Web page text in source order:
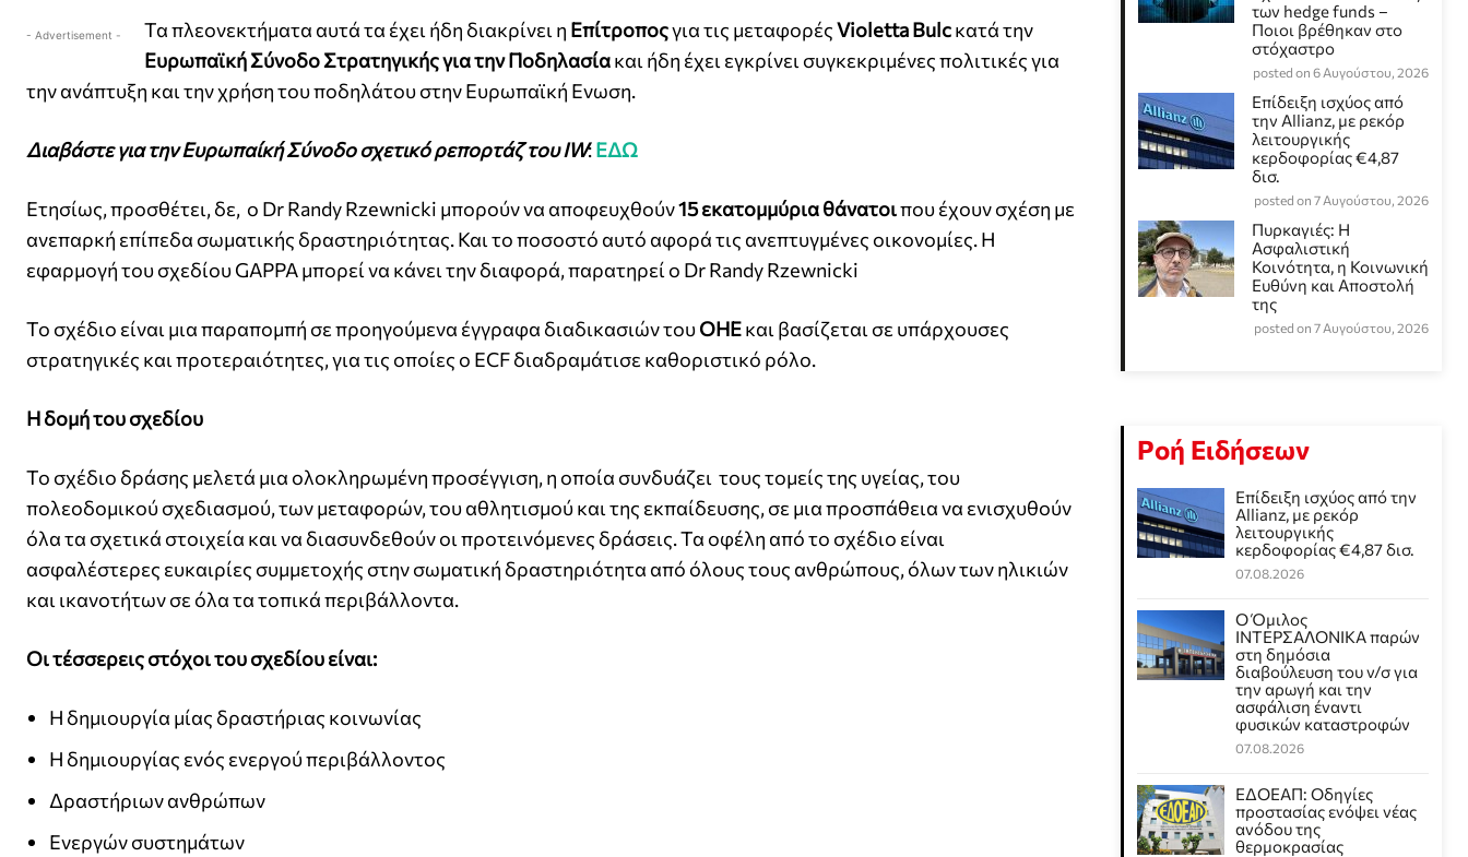
- Advertisement - Τα πλεονεκτήματα αυτά τα έχει ήδη διακρίνει η Επίτροποςγια τις μεταφορέςVioletta Bulcκατά την
Ευρωπαϊκή Σύνοδο Στρατηγικής για την Ποδηλασίακαι ήδη έχει εγκρίνει συγκεκριμένες πολιτικές για
την ανάπτυξη και την χρήση του ποδηλάτου στην Ευρωπαϊκή Ενωση.
Διαβάστε για την Ευρωπαίκή Σύνοδο σχετικό ρεπορτάζ του ΙW:ΕΔΩ
Ετησίως, προσθέτει, δε, ο Dr Randy Rzewnicki μπορούν να αποφευχθούν15 εκατομμύρια θάνατοιπου έχουν σχέση με
ανεπαρκή επίπεδα σωματικής δραστηριότητας. Και το ποσοστό αυτό αφορά τις ανεπτυγμένες οικονομίες. Η
εφαρμογή του σχεδίου GAPPA μπορεί να κάνει την διαφορά, παρατηρεί ο Dr Randy Rzewnicki
Το σχέδιο είναι μια παραπομπή σε προηγούμενα έγγραφα διαδικασιών τουΟΗΕκαι βασίζεται σε υπάρχουσες
στρατηγικές και προτεραιότητες, για τις οποίες ο ECF διαδραμάτισε καθοριστικό ρόλο.
Η δομή του σχεδίου
Το σχέδιο δράσης μελετά μια ολοκληρωμένη προσέγγιση, η οποία συνδυάζει τους τομείς της υγείας, του
πολεοδομικού σχεδιασμού, των μεταφορών, του αθλητισμού και της εκπαίδευσης, σε μια προσπάθεια να ενισχυθούν
όλα τα σχετικά στοιχεία και να διασυνδεθούν οι προτεινόμενες δράσεις. Τα οφέλη από το σχέδιο είναι
ασφαλέστερες ευκαιρίες συμμετοχής στην σωματική δραστηριότητα από όλους τους ανθρώπους, όλων των ηλικιών
και ικανοτήτων σε όλα τα τοπικά περιβάλλοντα.
Οι τέσσερεις στόχοι του σχεδίου είναι:
Η δημιουργία μίας δραστήριας κοινωνίας
Η δημιουργίας ενός ενεργού περιβάλλοντος
Δραστήριων ανθρώπων
Ενεργών συστημάτων
των hedge funds –
Ποιοι βρέθηκαν στο
στόχαστρο
posted on 6 Αυγούστου, 2026
Επίδειξη ισχύος από
την Allianz, με ρεκόρ
λειτουργικής
κερδοφορίας €4,87
δισ.
posted on 7 Αυγούστου, 2026
Πυρκαγιές: Η
Ασφαλιστική
Κοινότητα, η Κοινωνική
Ευθύνη και Αποστολή
της
posted on 7 Αυγούστου, 2026
Ροή Ειδήσεων
Επίδειξη ισχύος από την
Allianz, με ρεκόρ
λειτουργικής
κερδοφορίας €4,87 δισ.
07.08.2026
Ο Όμιλος
ΙΝΤΕΡΣΑΛΟΝΙΚΑ παρών
στη δημόσια
διαβούλευση του ν/σ για
την αρωγή και την
ασφάλιση έναντι
φυσικών καταστροφών
07.08.2026
ΕΔΟΕΑΠ: Οδηγίες
προστασίας ενόψει νέας
ανόδου της
θερμοκρασίας